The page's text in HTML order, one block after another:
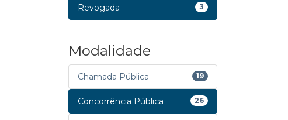
Revogada 3
Modalidade
Chamada Pública 19
Concorrência Pública 26